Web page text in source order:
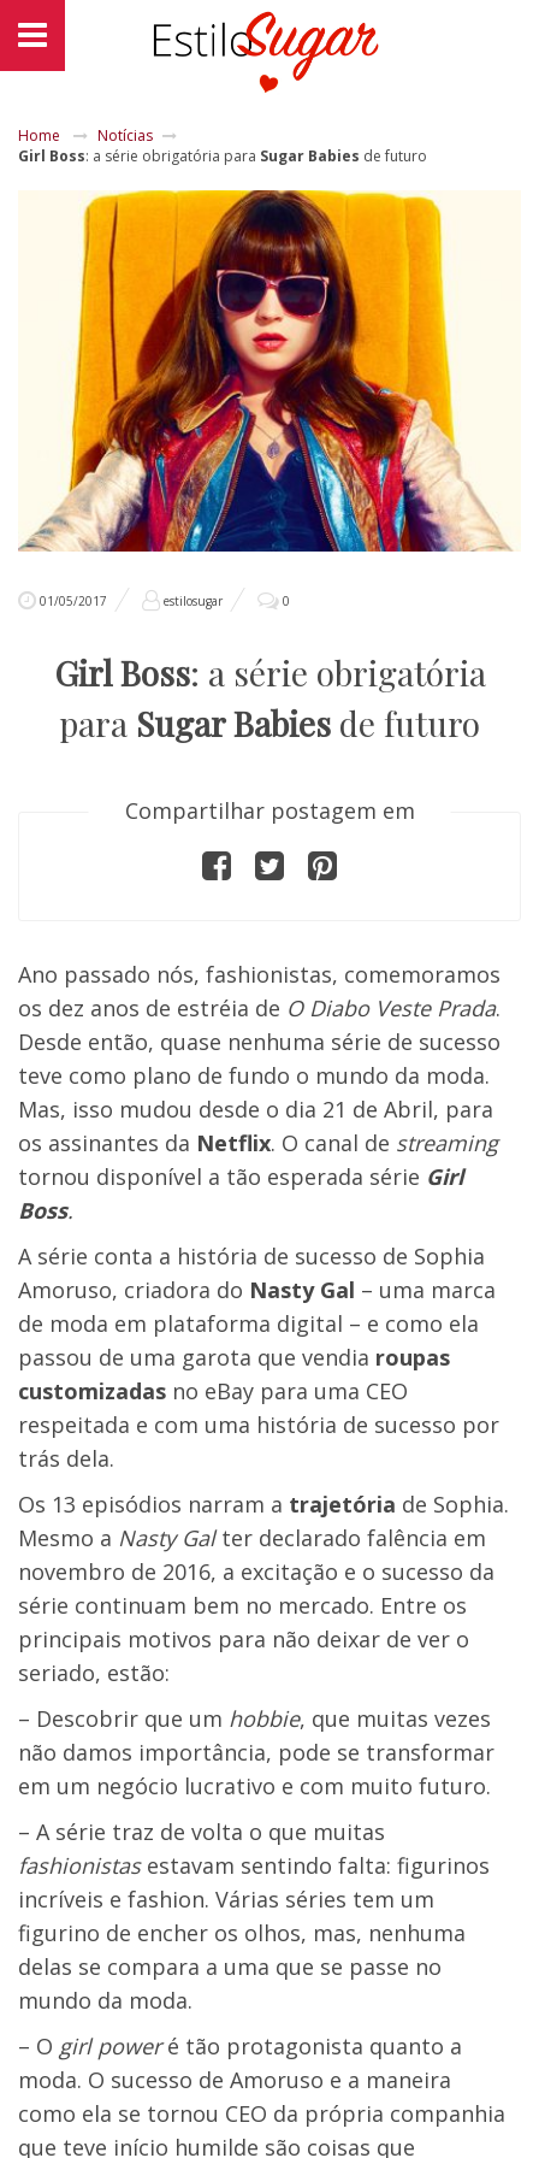
Home
Notícias
Girl Boss: a série obrigatória para Sugar Babies de futuro
01/05/2017 estilosugar 0
Girl Boss: a série obrigatória
para Sugar Babies de futuro
Compartilhar postagem em
Ano passado nós, fashionistas, comemoramos
os dez anos de estréia de O Diabo Veste Prada.
Desde então, quase nenhuma série de sucesso
teve como plano de fundo o mundo da moda.
Mas, isso mudou desde o dia 21 de Abril, para
os assinantes da Netflix. O canal de streaming
tornou disponível a tão esperada série Girl
Boss.
A série conta a história de sucesso de Sophia
Amoruso, criadora do Nasty Gal – uma marca
de moda em plataforma digital – e como ela
passou de uma garota que vendia roupas
customizadas no eBay para uma CEO
respeitada e com uma história de sucesso por
trás dela.
Os 13 episódios narram a trajetória de Sophia.
Mesmo a Nasty Galter declarado falência em
novembro de 2016, a excitação e o sucesso da
série continuam bem no mercado. Entre os
principais motivos para não deixar de ver o
seriado, estão:
– Descobrir que um hobbie, que muitas vezes
não damos importância, pode se transformar
em um negócio lucrativo e com muito futuro.
– A série traz de volta o que muitas
fashionistasestavam sentindo falta: figurinos
incríveis e fashion. Várias séries tem um
figurino de encher os olhos, mas, nenhuma
delas se compara a uma que se passe no
mundo da moda.
– O girl poweré tão protagonista quanto a
moda. O sucesso de Amoruso e a maneira
como ela se tornou CEO da própria companhia
que teve início humilde são coisas que